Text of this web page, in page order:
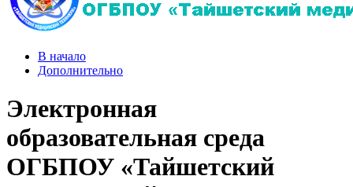
В начало
Дополнительно
Электронная
образовательная среда
ОГБПОУ «Тайшетский